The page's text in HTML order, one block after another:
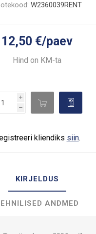
W2360039RENT
12,50 €/paev
Hind on KM-ta
i
h
d 
kliendiks siin.
KIRJELDUS
ANDMED